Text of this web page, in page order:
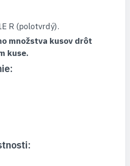
R (polotvrdý).
množstva kusov drôt
kuse.